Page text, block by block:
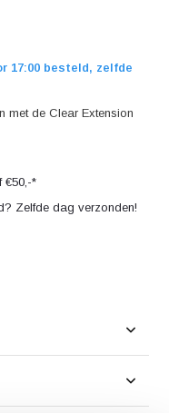
17:00 besteld, zelfde
met de Clear Extension
€50,-*
Zelfde dag verzonden!